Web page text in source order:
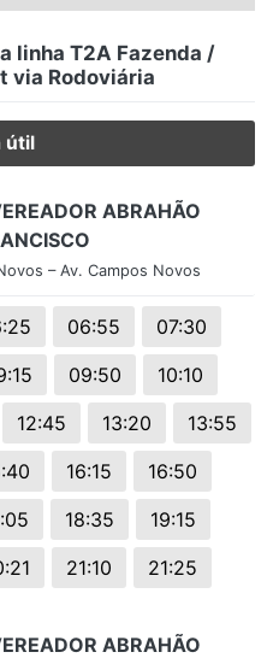
linha T2A Fazenda /
via Rodoviária
útil
ABRAHÃO
– Av. Campos Novos
06:55
07:30
09:50
10:10
12:45 13:20
13:55
16:15
16:50
18:35
19:15
21:10 21:25
ABRAHÃO